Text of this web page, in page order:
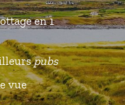
en 1
pubs
vue